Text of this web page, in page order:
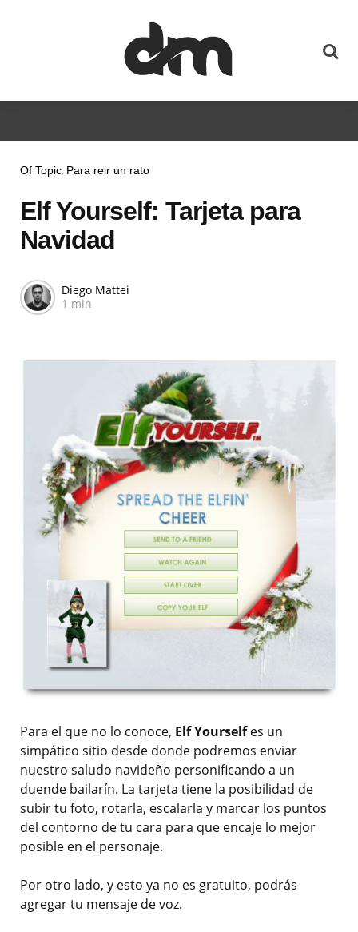
Of Topic Para reir un rato
Elf Yourself: Tarjeta para
Navidad
Diego Mattei
1 min
Para el que no lo conoce, Elf Yourselfes un
simpático sitio desde donde podremos enviar
nuestro saludo navideño personificando a un
duende bailarín. La tarjeta tiene la posibilidad de
subir tu foto, rotarla, escalarla y marcar los puntos
del contorno de tu cara para que encaje lo mejor
posible en el personaje.
Por otro lado, y esto ya no es gratuito, podrás
agregar tu mensaje de voz.